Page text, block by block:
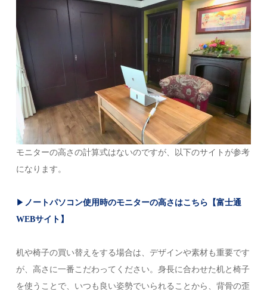
モニターの高さの計算式はないのですが、以下のサイトが参考
になります。
▶ ノートパソコン使用時のモニターの高さはこちら【富士通
WEBサイト】
机や椅子の買い替えをする場合は、デザインや素材も重要です
が、高さに一番こだわってください。身長に合わせた机と椅子
を使うことで、いつも良い姿勢でいられることから、背骨の歪